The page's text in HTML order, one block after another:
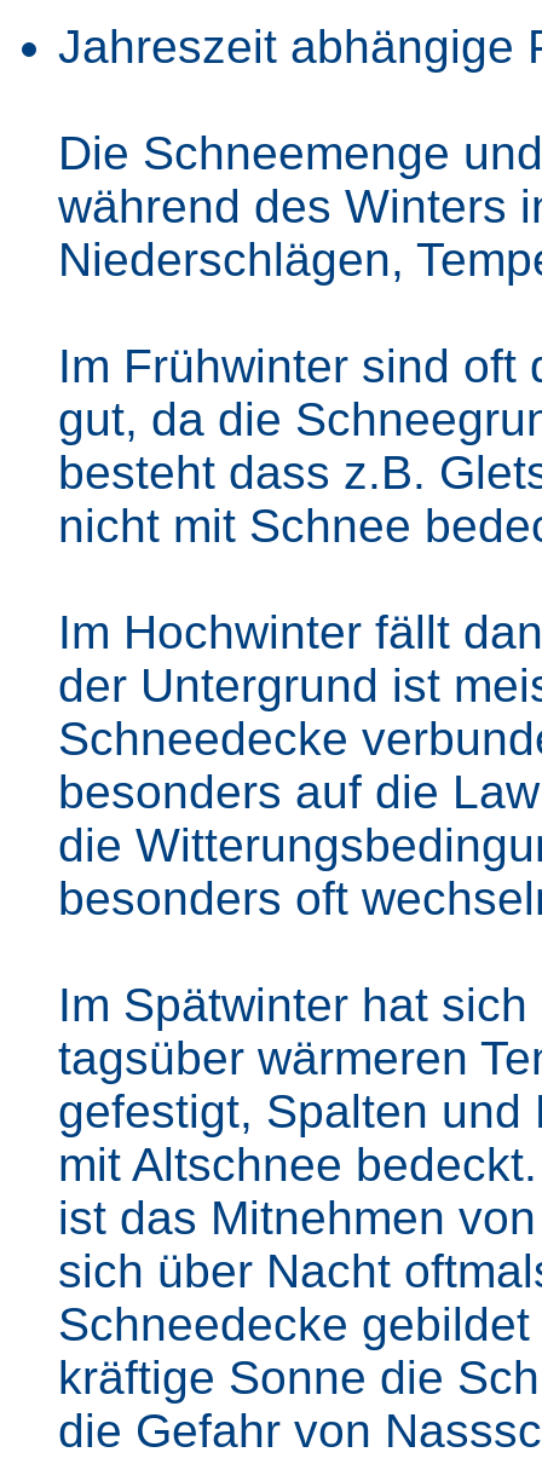
Jahreszeit abhängige
Die Schneemenge
während des Winters
Niederschlägen,
Im Frühwinter sind oft
gut, da die
besteht dass z.B.
nicht mit Schnee
Im Hochwinter fällt
der Untergrund ist
Schneedecke
besonders auf die
die
besonders oft
Im Spätwinter hat
tagsüber wärmeren
gefestigt, Spalten
mit Altschnee
ist das Mitnehmen
sich über Nacht
Schneedecke
kräftige Sonne die
die Gefahr von